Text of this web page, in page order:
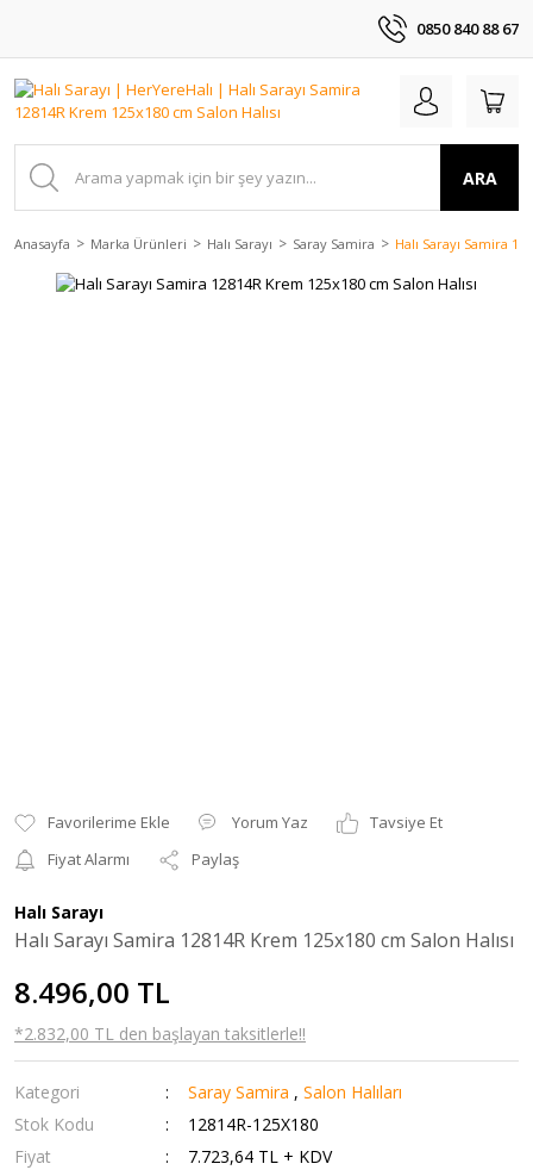
0850 840 88 67
ARA
Anasayfa Marka Ürünleri Halı Sarayı Saray Samira Halı Sarayı Samira
Yorum Yaz
Tavsiye Et
Fiyat Alarmı
Paylaş
Halı Sarayı
Halı Sarayı Samira 12814R Krem 125x180 cm Salon Halısı
8.496,00 TL
*2.832,00 TL den başlayan taksitlerle!!
Kategori Saray Samira ,Salon Halıları
Stok Kodu
12814R-125X180
Fiyat
7.723,64 TL + KDV